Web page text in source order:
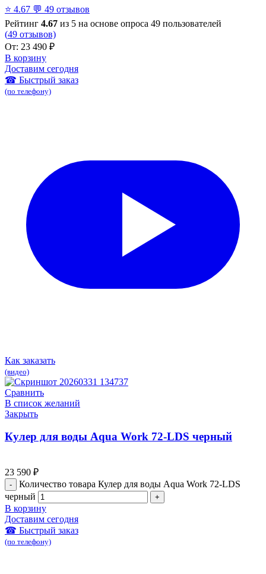
⭐ 4.67 💬 49 отзывов
Рейтинг 4.67 из 5 на основе опроса 49 пользователей
(49 отзывов)
От: 23 490 ₽
В корзину
Доставим сегодня
☎ Быстрый заказ
(по телефону)
Как заказать
(видео)
Сравнить
В список желаний
Закрыть
Кулер для воды Aqua Work 72-LDS черный
23 590 ₽
Количество товара Кулер для воды Aqua Work 72-LDS
черный
В корзину
Доставим сегодня
☎ Быстрый заказ
(по телефону)